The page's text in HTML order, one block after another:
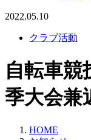
2022.05.10
クラブ活動
自転車
季大会兼
HOME